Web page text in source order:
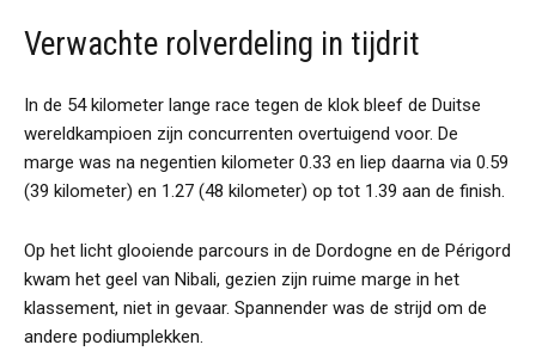
Verwachte rolverdeling in tijdrit
In de 54 kilometer lange race tegen de klok bleef de Duitse
wereldkampioen zijn concurrenten overtuigend voor. De
marge was na negentien kilometer 0.33 en liep daarna via 0.59
(39 kilometer) en 1.27 (48 kilometer) op tot 1.39 aan de finish.
Op het licht glooiende parcours in de Dordogne en de Périgord
kwam het geel van Nibali, gezien zijn ruime marge in het
klassement, niet in gevaar. Spannender was de strijd om de
andere podiumplekken.